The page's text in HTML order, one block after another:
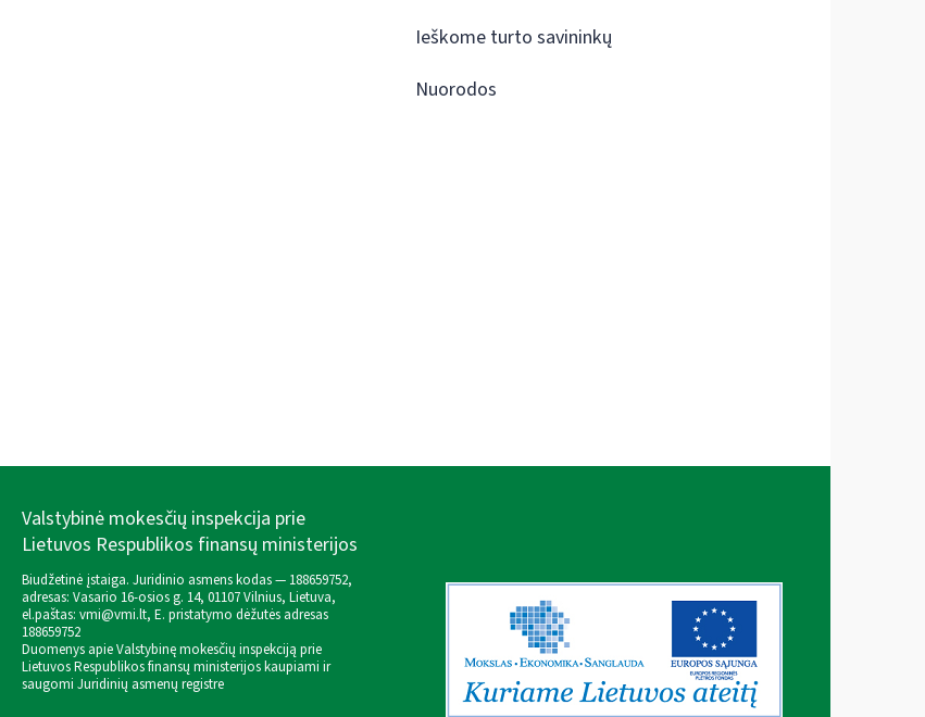
Ieškome turto savininkų
Nuorodos
Valstybinė mokesčių inspekcija prie
Lietuvos Respublikos finansų ministerijos
Biudžetinė įstaiga. Juridinio asmens kodas — 188659752,
adresas: Vasario 16-osios g. 14, 01107 Vilnius, Lietuva,
el.paštas: vmi@vmi.lt, E. pristatymo dėžutės adresas
188659752
Duomenys apie Valstybinę mokesčių inspekciją prie
Lietuvos Respublikos finansų ministerijos kaupiami ir
saugomi Juridinių asmenų registre